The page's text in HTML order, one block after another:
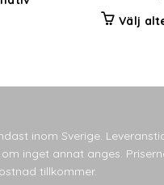
varianter.
alternativen
kan
väljas
Välj
inom Sverige.
inget annat anges.
tillkommer.